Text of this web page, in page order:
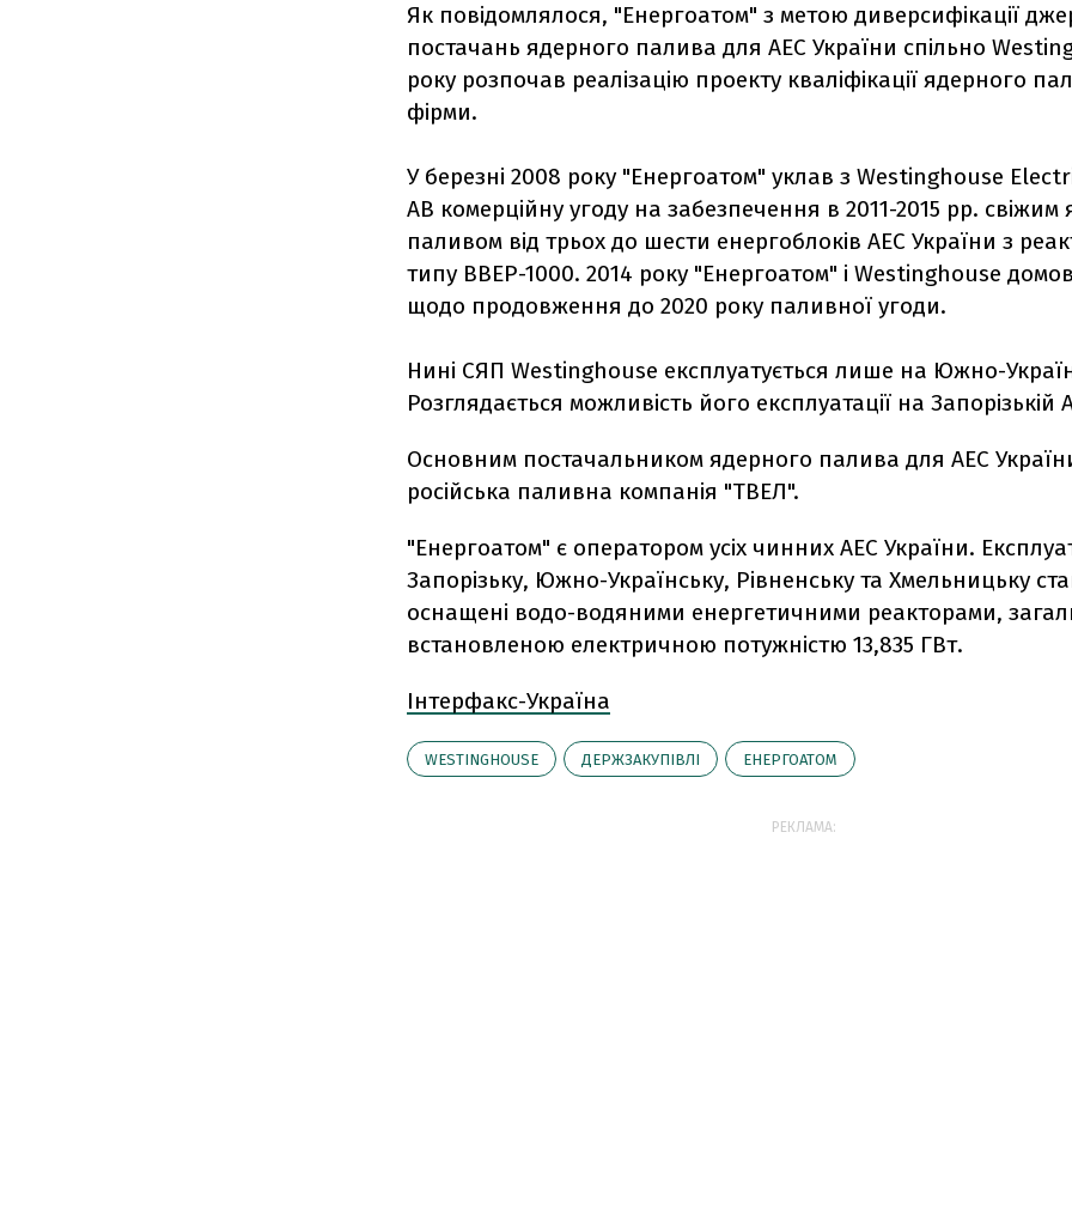
Як повідомлялося, "Енергоатом" з метою диверсифікації
постачань ядерного палива для АЕС України спільно
року розпочав реалізацію проекту кваліфікації ядерного
фірми.
У березні 2008 року "Енергоатом" уклав з Westinghouse
AB комерційну угоду на забезпечення в 2011-2015 рр.
паливом від трьох до шести енергоблоків АЕС України з
типу ВВЕР-1000. 2014 року "Енергоатом" і Westinghouse
щодо продовження до 2020 року паливної угоди.
Нині СЯП Westinghouse експлуатується лише на Южно-
Розглядається можливість його експлуатації на Запорізькій
Основним постачальником ядерного палива для АЕС
російська паливна компанія "ТВЕЛ".
"Енергоатом" є оператором усіх чинних АЕС України.
Запорізьку, Южно-Українську, Рівненську та Хмельницьку
оснащені водо-водяними енергетичними реакторами,
встановленою електричною потужністю 13,835 ГВт.
Інтерфакс-Україна
WESTINGHOUSE ДЕРЖЗАКУПІВЛІ ЕНЕРГОАТОМ
РЕКЛАМА: